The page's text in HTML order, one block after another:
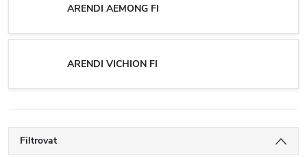
ARENDI AEMONG FI
ARENDI VICHION FI
Filtrovat